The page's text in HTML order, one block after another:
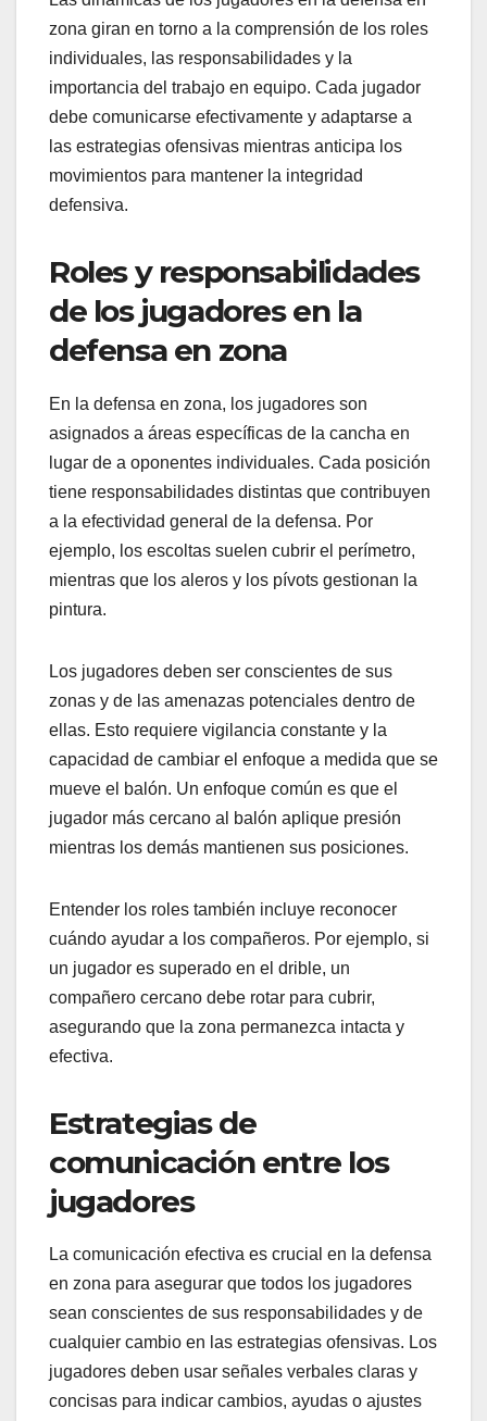
zona giran en torno a la comprensión de los roles
individuales, las responsabilidades y la
importancia del trabajo en equipo. Cada jugador
debe comunicarse efectivamente y adaptarse a
las estrategias ofensivas mientras anticipa los
movimientos para mantener la integridad
defensiva.
Roles y responsabilidades
de los jugadores en la
defensa en zona
En la defensa en zona, los jugadores son
asignados a áreas específicas de la cancha en
lugar de a oponentes individuales. Cada posición
tiene responsabilidades distintas que contribuyen
a la efectividad general de la defensa. Por
ejemplo, los escoltas suelen cubrir el perímetro,
mientras que los aleros y los pívots gestionan la
pintura.
Los jugadores deben ser conscientes de sus
zonas y de las amenazas potenciales dentro de
ellas. Esto requiere vigilancia constante y la
capacidad de cambiar el enfoque a medida que se
mueve el balón. Un enfoque común es que el
jugador más cercano al balón aplique presión
mientras los demás mantienen sus posiciones.
Entender los roles también incluye reconocer
cuándo ayudar a los compañeros. Por ejemplo, si
un jugador es superado en el drible, un
compañero cercano debe rotar para cubrir,
asegurando que la zona permanezca intacta y
efectiva.
Estrategias de
comunicación entre los
jugadores
La comunicación efectiva es crucial en la defensa
en zona para asegurar que todos los jugadores
sean conscientes de sus responsabilidades y de
cualquier cambio en las estrategias ofensivas. Los
jugadores deben usar señales verbales claras y
concisas para indicar cambios, ayudas o ajustes